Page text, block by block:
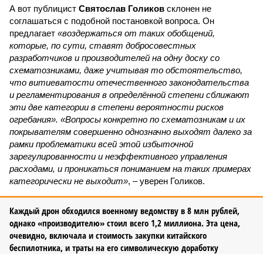
А вот публицист Святослав Голиков склонен не
соглашаться с подобной постановкой вопроса. Он
предлагает «воздержаться от таких обобщений,
которые, по сути, ставят добросовестных
разработчиков и производителей на одну доску со
схематозниками, даже учитывая то обстоятельство,
что витиеватости отечественного законодательства
и регламентирования в определённой степени сближают
эти две категории в степени вероятности рисков
огребания». «Вопросы конкретно по схематозникам и их
покрывателям совершенно однозначно выходят далеко за
рамки проблематики всей этой избыточной
зарегулированности и неэффективного управления
расходами, и проникаться пониманием на таких примерах
категорически не выходит», – уверен Голиков.
Каждый дрон обходился военному ведомству в 8 млн рублей,
однако «производителю» стоил всего 1,2 миллиона. Эта цена,
очевидно, включала и стоимость закупки китайского
беспилотника, и траты на его символическую доработку